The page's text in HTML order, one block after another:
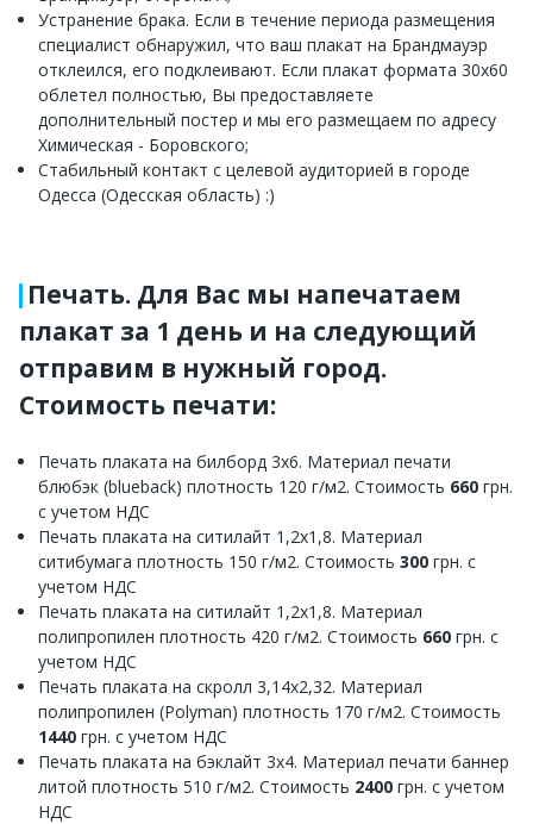
Устранение брака. Если в течение периода размещения
специалист обнаружил, что ваш плакат на Брандмауэр
отклеился, его подклеивают. Если плакат формата 30х60
облетел полностью, Вы предоставляете
дополнительный постер и мы его размещаем по адресу
Химическая - Боровского;
Стабильный контакт с целевой аудиторией в городе
Одесса (Одесская область) :)
Печать. Для Вас мы напечатаем
плакат за 1 день и на следующий
отправим в нужный город.
Стоимость печати:
Печать плаката на билборд 3х6. Материал печати
блюбэк (blueback) плотность 120 г/м2. Стоимость 660 грн.
с учетом НДС
Печать плаката на ситилайт 1,2х1,8. Материал
ситибумага плотность 150 г/м2. Стоимость 300 грн. с
учетом НДС
Печать плаката на ситилайт 1,2х1,8. Материал
полипропилен плотность 420 г/м2. Стоимость 660 грн. с
учетом НДС
Печать плаката на скролл 3,14х2,32. Материал
полипропилен (Polyman) плотность 170 г/м2. Стоимость
1440 грн. с учетом НДС
Печать плаката на бэклайт 3х4. Материал печати баннер
литой плотность 510 г/м2. Стоимость 2400 грн. с учетом
НДС